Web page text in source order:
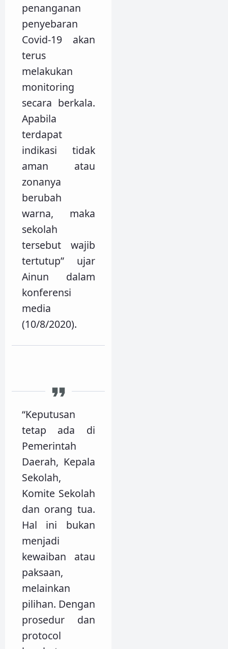
penanganan
penyebaran
Covid-19 akan
terus
melakukan
monitoring
secara berkala.
Apabila
terdapat
indikasi tidak
aman atau
zonanya
berubah
warna, maka
sekolah
tersebut wajib
tertutup” ujar
Ainun dalam
konferensi
media
(10/8/2020).
“Keputusan
tetap ada di
Pemerintah
Daerah, Kepala
Sekolah,
Komite Sekolah
dan orang tua.
Hal ini bukan
menjadi
kewaiban atau
paksaan,
melainkan
pilihan. Dengan
prosedur dan
protocol